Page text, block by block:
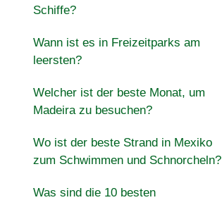
Schiffe?
Wann ist es in Freizeitparks am
leersten?
Welcher ist der beste Monat, um
Madeira zu besuchen?
Wo ist der beste Strand in Mexiko
zum Schwimmen und Schnorcheln?
Was sind die 10 besten